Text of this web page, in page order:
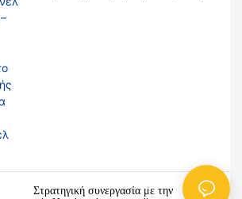
Στρατηγική συνεργασία με την